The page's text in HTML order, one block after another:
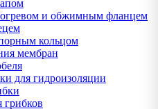
и обжимным фланцем
кольцом
мембран
для гидроизоляции
грибков